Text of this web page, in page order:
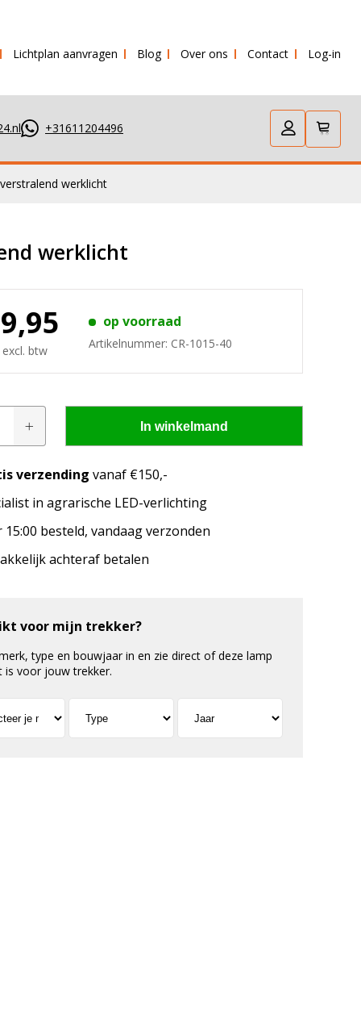
Lichtplan aanvragen Blog Over ons Contact Log-in
+31611204496
passen op mijn
model en het bouwjaar van jouw trekker en
werklicht
werklicht
btw
op voorraad
Artikelnummer: CR-1015-40
In winkelmand
verzending vanaf €150,-
in agrarische LED-verlichting
15:00 besteld, vandaag verzonden
achteraf betalen
voor mijn trekker?
type en bouwjaar in en zie direct of deze lamp
is voor jouw trekker.